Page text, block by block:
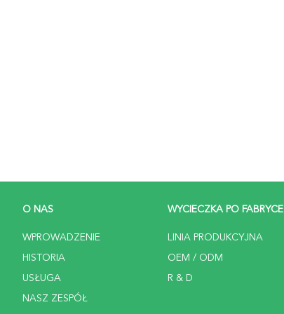
O NAS
WPROWADZENIE
HISTORIA
USŁUGA
NASZ ZESPÓŁ
WYCIECZKA PO FABRYCE
LINIA PRODUKCYJNA
OEM / ODM
R & D